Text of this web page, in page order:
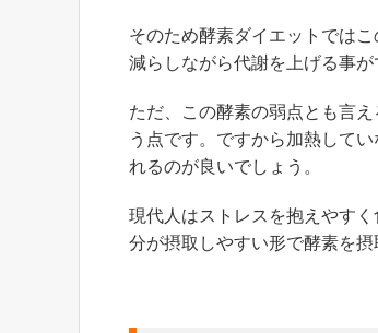
そのため酵素ダイエットでは
減らしながら代謝を上げる事
ただ、この酵素の弱点とも言
う点です。ですから加熱して
れるのが良いでしょう。
現代人はストレスを抱えやす
分が摂取しやすい形で酵素を